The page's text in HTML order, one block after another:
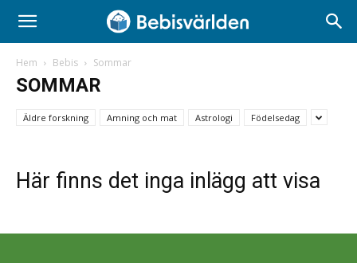
Hem Bebis Sommar
SOMMAR
Äldre forskning Amning och mat Astrologi Födelsedag
Här finns det inga inlägg att visa